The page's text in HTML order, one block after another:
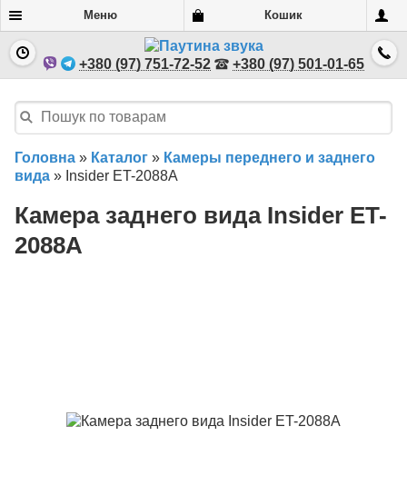
Меню Кошик
+380 (97) 751-72-52 +380 (97) 501-01-65
Головна » Каталог » Камеры переднего и заднего
вида » Insider ET-2088A
Камера заднего вида Insider ET-
2088A